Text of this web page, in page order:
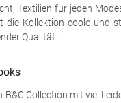
Textilien für jeden
Kollektion coole und
Qualität.
Collection mit viel